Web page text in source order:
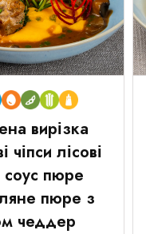
вирізка
чіпси лісові
соус пюре
пюре з
чеддер